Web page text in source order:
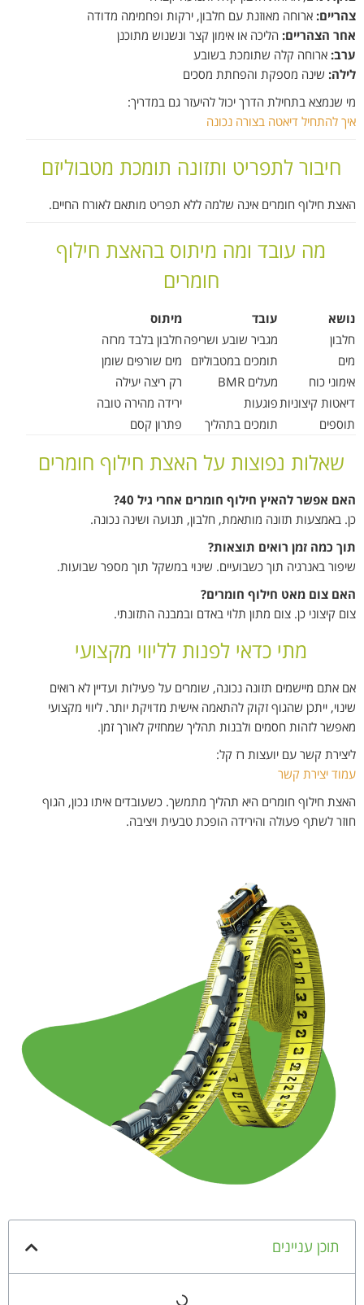
צהריים: ארוחה מאוזנת עם חלבון, ירקות ופחמימה מדודה
אחר הצהריים: הליכה או אימון קצר ונשנוש מתוכנן
ערב: ארוחה קלה שתומכת בשובע
לילה: שינה מספקת והפחתת מסכים
מי שנמצא בתחילת הדרך יכול להיעזר גם במדריך:
איך להתחיל דיאטה בצורה נכונה
חיבור לתפריט ותזונה תומכת מטבוליזם
האצת חילוף חומרים אינה שלמה ללא תפריט מותאם לאורח החיים.
מה עובד ומה מיתוס בהאצת חילוף
חומרים
נושא עובד
מיתוס
חלבון
מגביר שובע ושריפה חלבון בלבד מרזה
מים
תומכים במטבוליזם
מים שורפים שומן
אימוני כוח
מעלים BMR
רק ריצה יעילה
דיאטות קיצוניותפוגעות
ירידה מהירה טובה
תוספים
תומכים בתהליך פתרון קסם
שאלות נפוצות על האצת חילוף חומרים
האם אפשר להאיץ חילוף חומרים אחרי גיל 40?
כן. באמצעות תזונה מותאמת, חלבון, תנועה ושינה נכונה.
תוך כמה זמן רואים תוצאות?
שיפור באנרגיה תוך כשבועיים. שינוי במשקל תוך מספר שבועות.
האם צום מאט חילוף חומרים?
צום קיצוני כן. צום מתון תלוי באדם ובמבנה התזונתי.
מתי כדאי לפנות לליווי מקצועי
אם אתם מיישמים תזונה נכונה, שומרים על פעילות ועדיין לא רואים
שינוי, ייתכן שהגוף זקוק להתאמה אישית מדויקת יותר. ליווי מקצועי
מאפשר לזהות חסמים ולבנות תהליך שמחזיק לאורך זמן.
ליצירת קשר עם יועצות רז קל:
עמוד יצירת קשר
האצת חילוף חומרים היא תהליך מתמשך. כשעובדים איתו נכון, הגוף
חוזר לשתף פעולה והירידה הופכת טבעית ויציבה.
תוכן עניינים